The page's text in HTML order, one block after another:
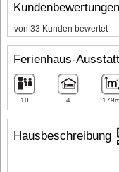
Hausbeschreibung
Kundenbewertungen
von 33 Kunden bewertet
Ferienhaus-
10 4